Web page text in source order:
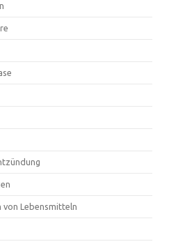
Lebensmitteln